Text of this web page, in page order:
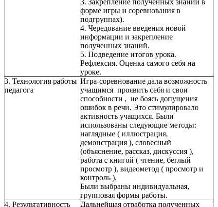
3. Закрепление полученных знаний в
форме игры и соревнования в
подгруппах).
4. Чередование введения новой
информации и закрепление
полученных знаний.
5. Подведение итогов урока.
Рефлексия. Оценка самого себя на
уроке.
3. Технология работы
педагога
Игра-соревнование дала возможность
учащимся проявить себя и свои
способности , не боясь допущения
ошибок в речи. Это стимулировало
активность учащихся. Были
использованы следующие методы:
наглядные ( иллюстрация,
демонстрация ), словесный
(объяснение, рассказ, дискуссия ),
работа с книгой ( чтение, беглый
просмотр ), видеометод ( просмотр и
контроль ).
Были выбраны индивидуальная,
групповая формы работы.
4. Результативность
Дальнейшая отработка полученных